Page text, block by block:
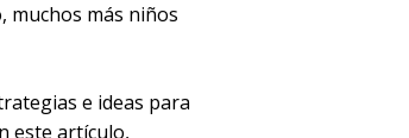
muchos más niños
e ideas para
este artículo,